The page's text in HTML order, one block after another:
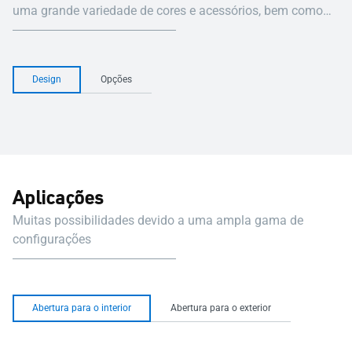
uma grande variedade de cores e acessórios, bem como
elementos ocultos.
Design Opções
Aplicações
Muitas possibilidades devido a uma ampla gama de
configurações
Abertura para o interior Abertura para o exterior